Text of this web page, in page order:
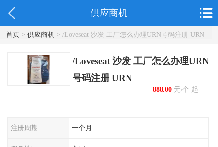
供应商机
首页> 供应商机> /Loveseat 沙发 工厂怎么办理URN号码注册 URN
/Loveseat 沙发 工厂怎么办理URN
号码注册 URN
888.00元/个 起
注册周期 一个月